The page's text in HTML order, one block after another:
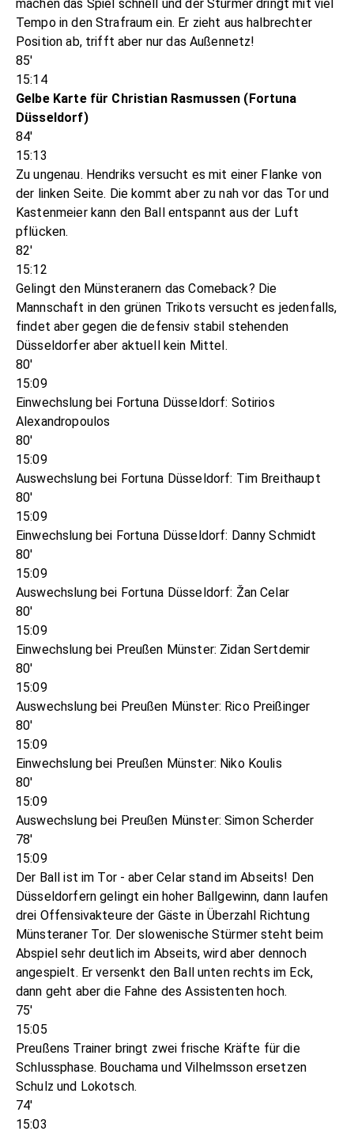
machen das Spiel schnell und der Stürmer dringt mit viel
Tempo in den Strafraum ein. Er zieht aus halbrechter
Position ab, trifft aber nur das Außennetz!
85'
15:14
Gelbe Karte für Christian Rasmussen (Fortuna
Düsseldorf)
84'
15:13
Zu ungenau. Hendriks versucht es mit einer Flanke von
der linken Seite. Die kommt aber zu nah vor das Tor und
Kastenmeier kann den Ball entspannt aus der Luft
pflücken.
82'
15:12
Gelingt den Münsteranern das Comeback? Die
Mannschaft in den grünen Trikots versucht es jedenfalls,
findet aber gegen die defensiv stabil stehenden
Düsseldorfer aber aktuell kein Mittel.
80'
15:09
Einwechslung bei Fortuna Düsseldorf: Sotirios
Alexandropoulos
80'
15:09
Auswechslung bei Fortuna Düsseldorf: Tim Breithaupt
80'
15:09
Einwechslung bei Fortuna Düsseldorf: Danny Schmidt
80'
15:09
Auswechslung bei Fortuna Düsseldorf: Žan Celar
80'
15:09
Einwechslung bei Preußen Münster: Zidan Sertdemir
80'
15:09
Auswechslung bei Preußen Münster: Rico Preißinger
80'
15:09
Einwechslung bei Preußen Münster: Niko Koulis
80'
15:09
Auswechslung bei Preußen Münster: Simon Scherder
78'
15:09
Der Ball ist im Tor - aber Celar stand im Abseits! Den
Düsseldorfern gelingt ein hoher Ballgewinn, dann laufen
drei Offensivakteure der Gäste in Überzahl Richtung
Münsteraner Tor. Der slowenische Stürmer steht beim
Abspiel sehr deutlich im Abseits, wird aber dennoch
angespielt. Er versenkt den Ball unten rechts im Eck,
dann geht aber die Fahne des Assistenten hoch.
75'
15:05
Preußens Trainer bringt zwei frische Kräfte für die
Schlussphase. Bouchama und Vilhelmsson ersetzen
Schulz und Lokotsch.
74'
15:03